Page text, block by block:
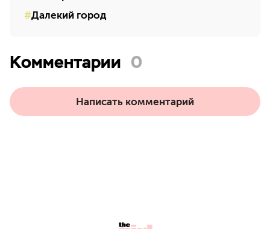
Далекий город
Комментарии 0
Написать комментарий